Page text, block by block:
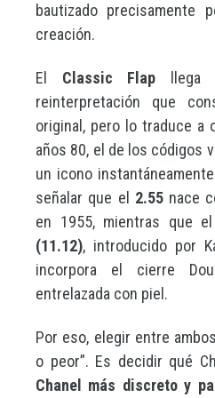
bautizado
creación.
El Classic Flap llega
reinterpretación que
original, pero lo traduce a
años 80, el de los códigos
un icono
señalar que el 2.55nace
en 1955, mientras que el
(11.12), introducido por
incorpora el cierre
entrelazada con piel.
Por eso, elegir entre
o peor”. Es decidir qué
Chanel más discreto y